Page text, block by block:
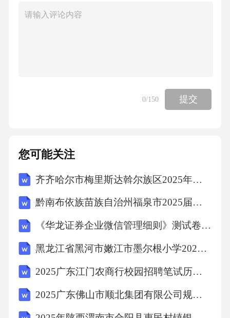
0/150 提交
您可能关注
齐齐哈尔市梅里斯达斡尔族区2025年数学三年级第二学期期中达标测试试题（含答案）
黔南布依族苗族自治州福泉市2025届三下数学期末检测试题含答案解析
《华龙证券企业微信管理细则》测试卷及答案
黑龙江省黑河市嫩江市墨尔根小学2025届数学四下期末质量检测模拟试题含解析
2025广东江门农商行校园招聘笔试历年典型考题及考点剖析附带答案详解
2025广东佛山市顺北集团有限公司规划岗招聘1人笔试历年备考题库附带答案详解